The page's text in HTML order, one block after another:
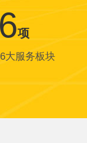
项
6大服务板块